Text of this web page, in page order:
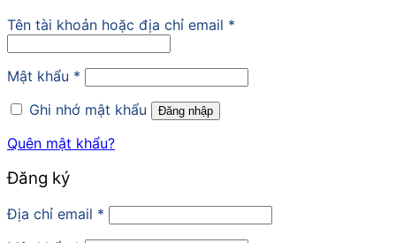
Tên tài khoản hoặc địa chỉ email *
Mật khẩu *
Ghi nhớ mật khẩu
Đăng nhập
Quên mật khẩu?
Đăng ký
Địa chỉ email *